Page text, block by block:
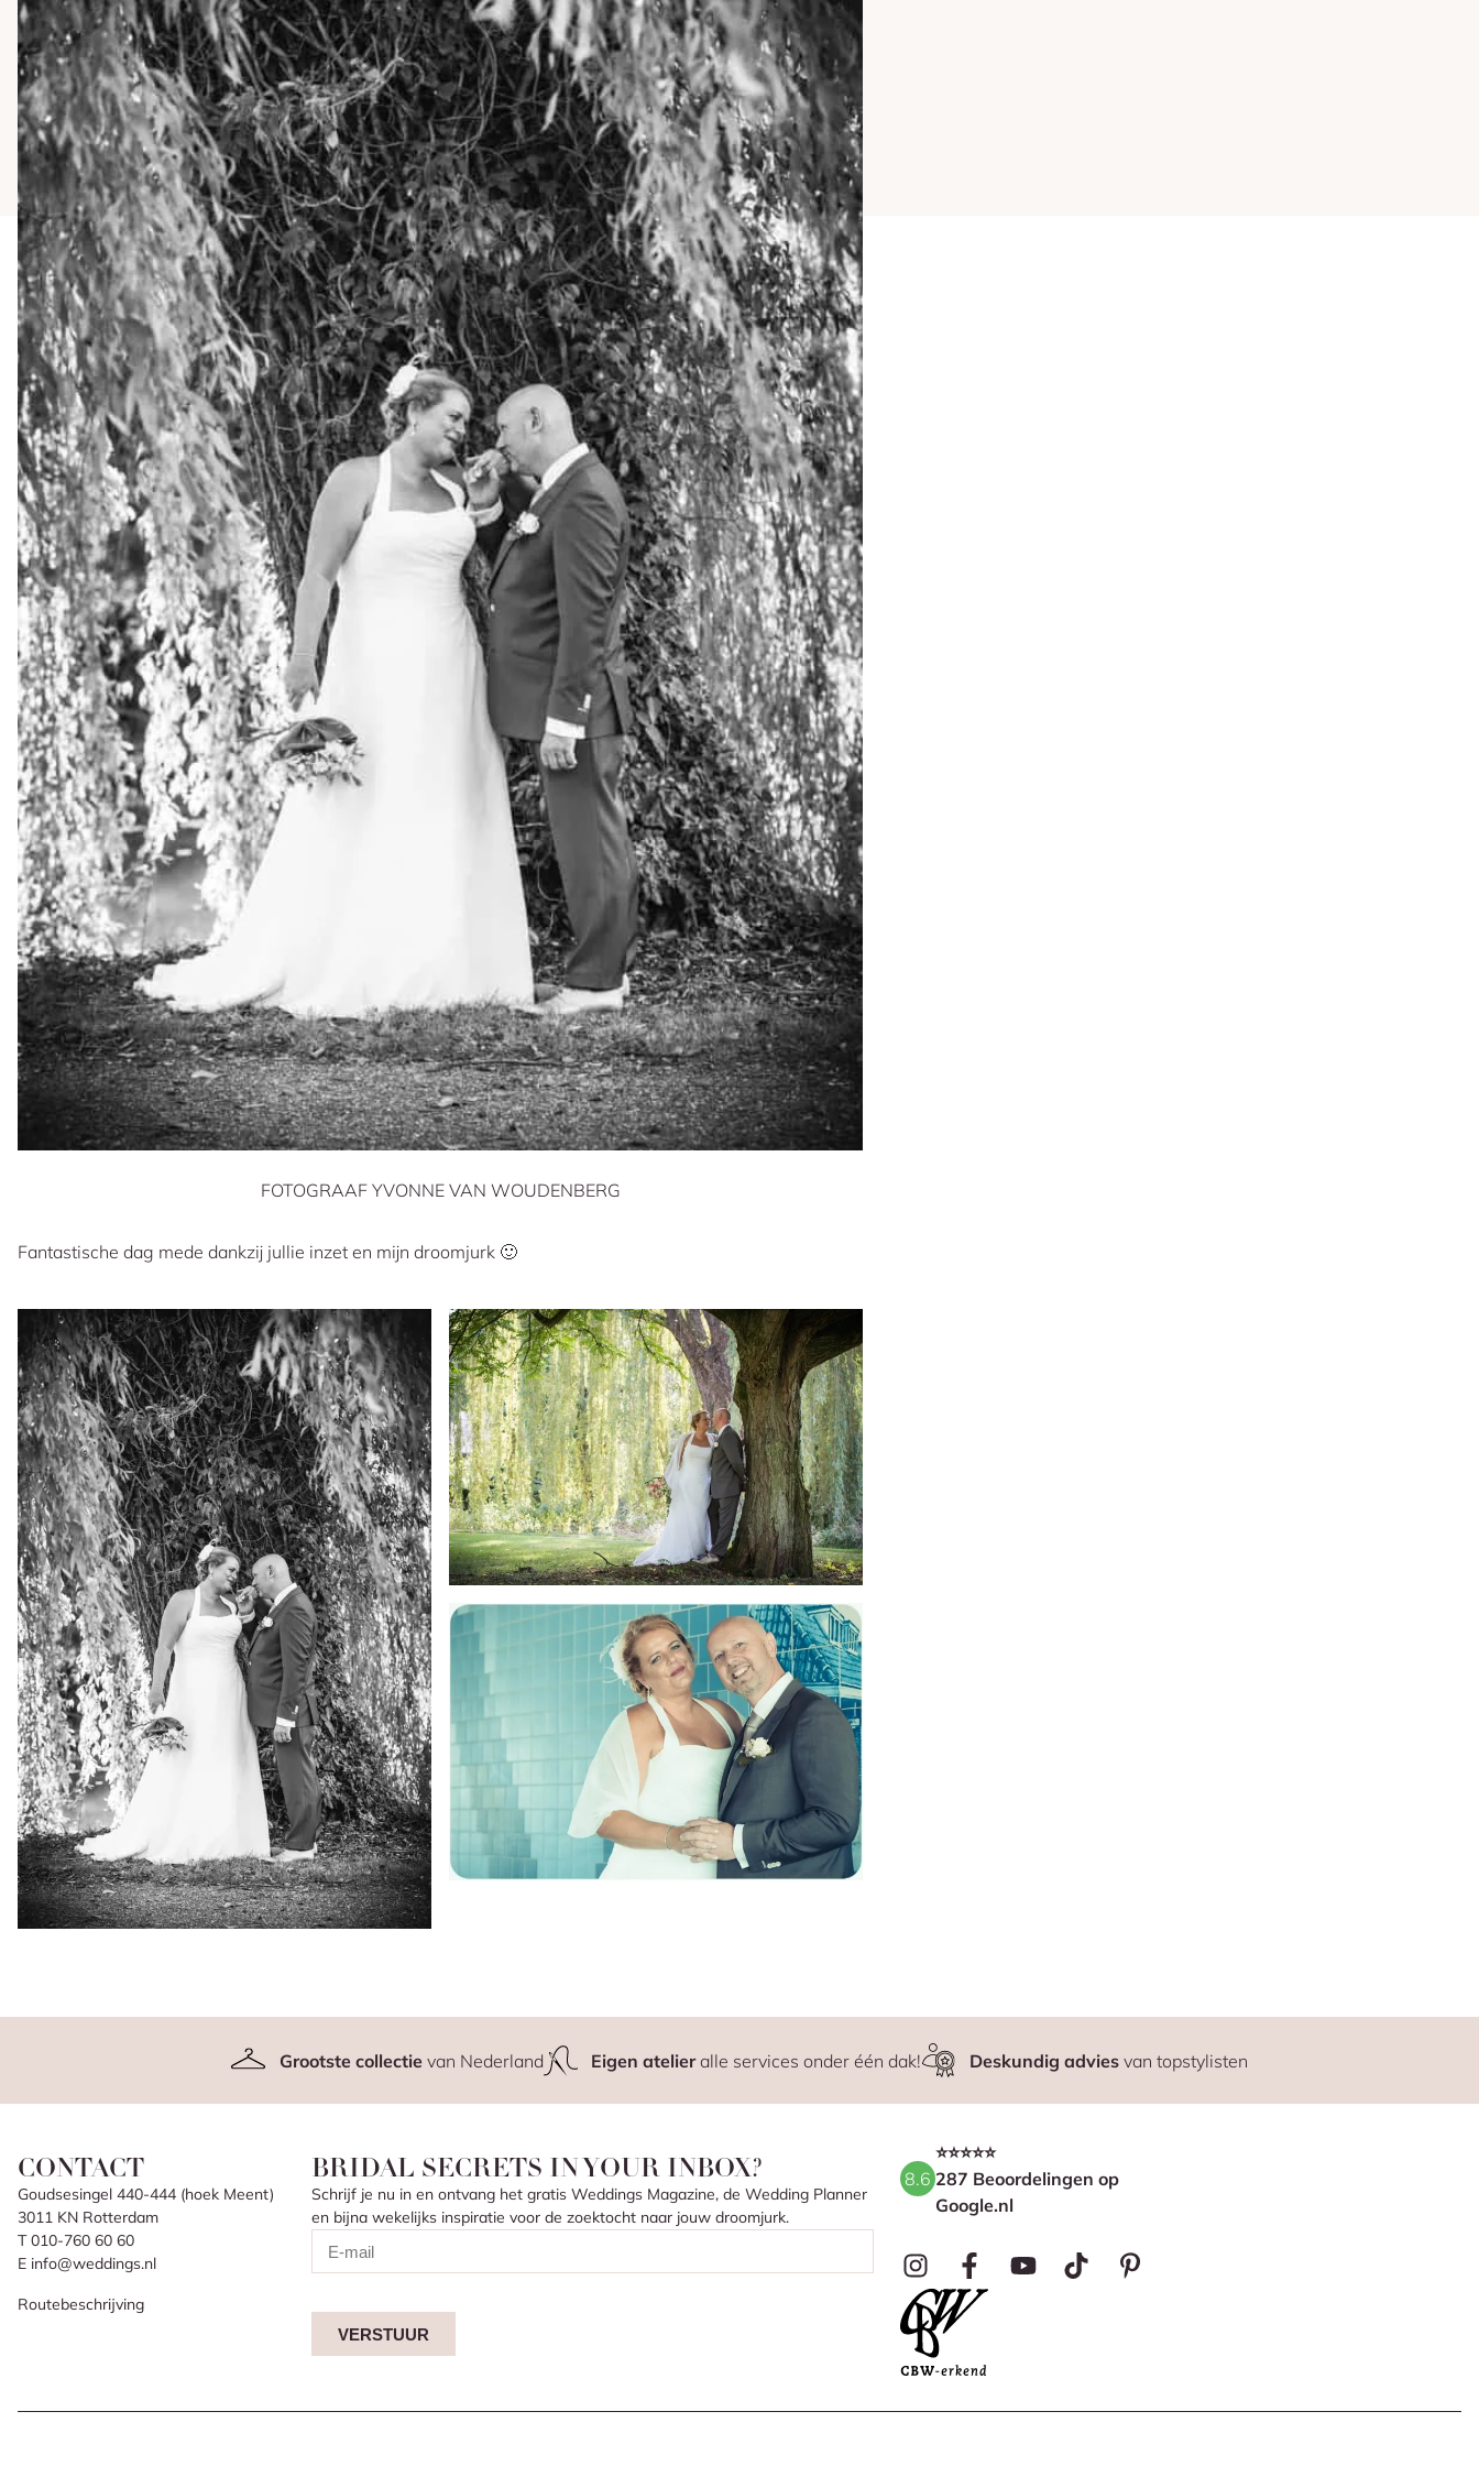
FOTOGRAAF YVONNE VAN WOUDENBERG
Fantastische dag mede dankzij jullie inzet en mijn droomjurk 🙂
Grootste collectievan Nederland Eigen atelieralle services onder één dak! Deskundig advies van topstylisten
CONTACT
Goudsesingel 440-444 (hoek Meent)
3011 KN Rotterdam
T 010-760 60 60
E info@weddings.nl
Routebeschrijving
BRIDAL SECRETS IN YOUR INBOX?
Schrijf je nu in en ontvang het gratis Weddings Magazine, de Wedding Planner
en bijna wekelijks inspiratie voor de zoektocht naar jouw droomjurk.
VERSTUUR
8.6
⭐⭐⭐⭐⭐
287 Beoordelingen op
Google.nl